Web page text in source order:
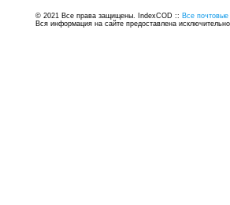
© 2021 Все права защищены. IndexCOD :: Все
Вся информация на сайте предоставлена